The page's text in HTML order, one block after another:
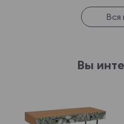
Вся
Вы